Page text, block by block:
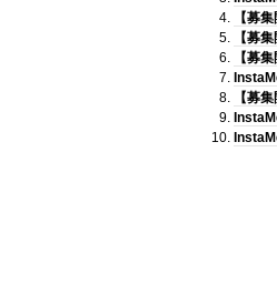
【募
【募
【募
【募